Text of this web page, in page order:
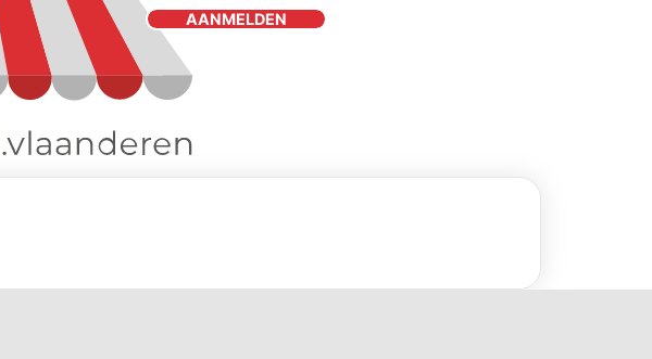
AANMELDEN